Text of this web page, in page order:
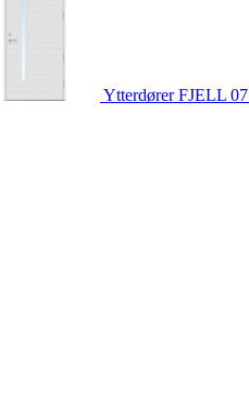
YtterdørerFJELL 07